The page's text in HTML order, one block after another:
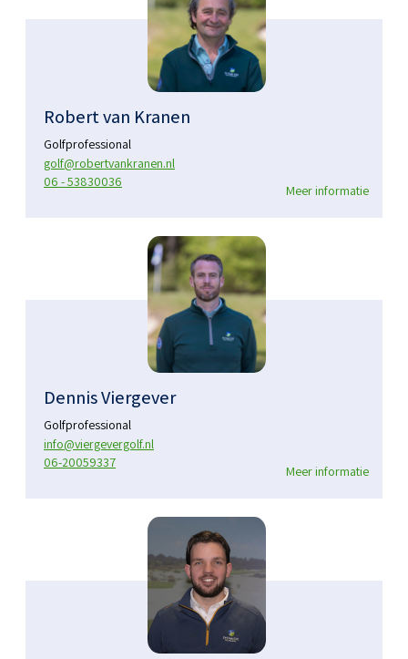
Robert van Kranen
Golfprofessional
golf@robertvankranen.nl
06 - 53830036
Meer informatie
Dennis Viergever
Golfprofessional
info@viergevergolf.nl
06-20059337
Meer informatie